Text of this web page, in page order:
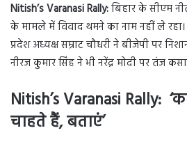
Nitish’s Varanasi Rally:बिहार के सीएम
के मामले में विवाद थमने का नाम नहीं ले
प्रदेश अध्यक्ष सम्राट चौधरी ने बीजेपी पर
नीरज कुमार सिंह ने भी नरेंद्र मोदी पर तंज
Nitish’s Varanasi Rally:
चाहते हैं, बताएं’